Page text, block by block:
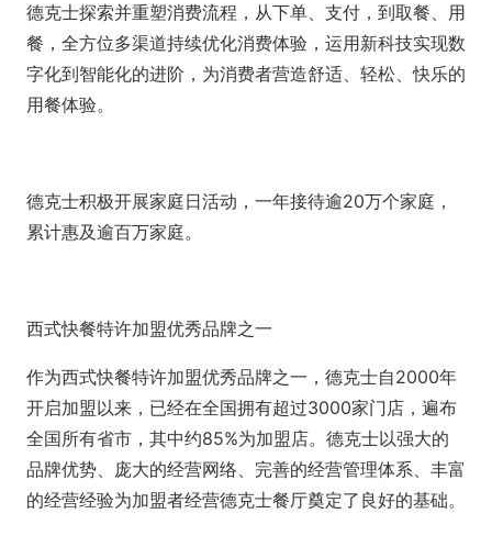
德克士探索并重塑消费流程，从下单、支付，到取餐、用
餐，全方位多渠道持续优化消费体验，运用新科技实现数
字化到智能化的进阶，为消费者营造舒适、轻松、快乐的
用餐体验。
德克士积极开展家庭日活动，一年接待逾20万个家庭，
累计惠及逾百万家庭。
西式快餐特许加盟优秀品牌之一
作为西式快餐特许加盟优秀品牌之一，德克士自2000年
开启加盟以来，已经在全国拥有超过3000家门店，遍布
全国所有省市，其中约85%为加盟店。德克士以强大的
品牌优势、庞大的经营网络、完善的经营管理体系、丰富
的经营经验为加盟者经营德克士餐厅奠定了良好的基础。